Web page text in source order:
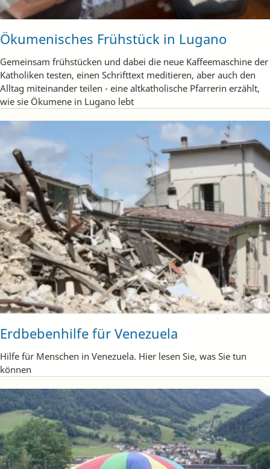
Ökumenisches Frühstück in Lugano
Gemeinsam frühstücken und dabei die neue Kaffeemaschine der
Katholiken testen, einen Schrifttext meditieren, aber auch den
Alltag miteinander teilen - eine altkatholische Pfarrerin erzählt,
wie sie Ökumene in Lugano lebt
Erdbebenhilfe für Venezuela
Hilfe für Menschen in Venezuela. Hier lesen Sie, was Sie tun
können